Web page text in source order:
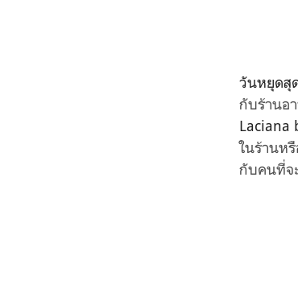
วันหยุดสุ
กับร้านอ
Laciana
ในร้านห
กับคนที่จ